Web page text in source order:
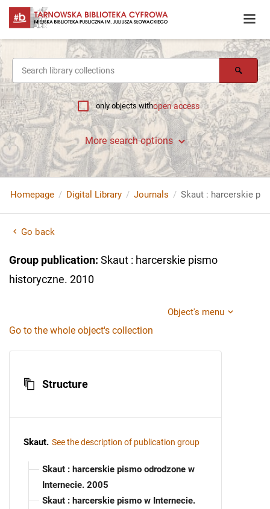
only objects withopen access
More search options
Homepage Digital Library Journals Skaut : harcerskie
Go back
Group publication: Skaut : harcerskie pismo
historyczne. 2010
Object's menu
Go to the whole object's collection
Structure
Skaut. See the description of publication group
Skaut : harcerskie pismo odrodzone w
Internecie. 2005
Skaut : harcerskie pismo w Internecie.